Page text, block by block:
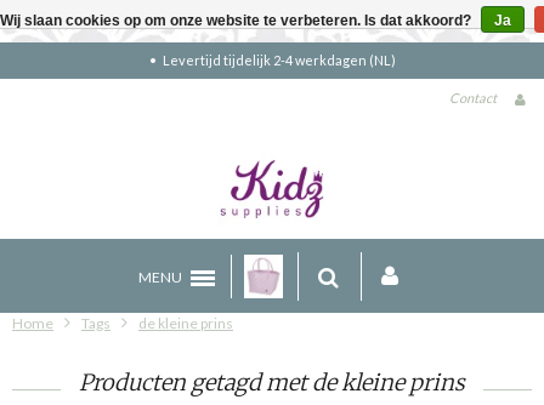
Gratis verzending boven €90 (NL)
Contact
MENU
Home Tags de kleine prins
Producten getagd met de kleine prins
Wij slaan cookies op om onze website te verbeteren. Is dat akkoord? Ja